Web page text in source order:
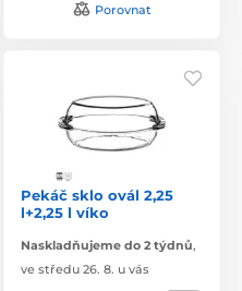
Porovnat
Pekáč sklo ovál 2,25
l+2,25 l víko
Naskladňujeme do 2 týdnů,
ve středu 26. 8. u vás